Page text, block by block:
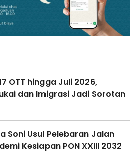
OTT hingga Juli 2026,
dan Imigrasi Jadi Sorotan
Soni Usul Pelebaran Jalan
Kesiapan PON XXIII 2032